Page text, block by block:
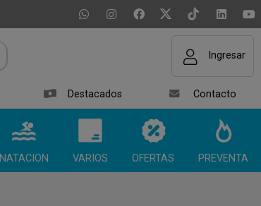
Ingresar
Destacados Contacto
NATACION VARIOS OFERTAS PREVENTA